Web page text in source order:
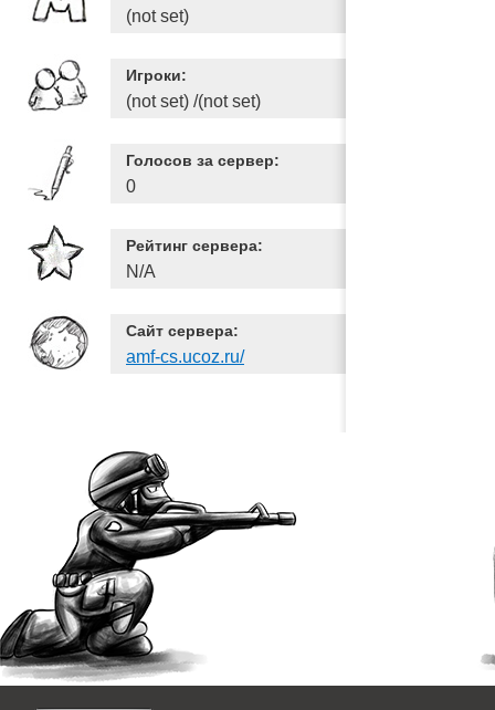
(not set)
Игроки:
(not set) /(not set)
Голосов за сервер:
0
Рейтинг сервера:
N/A
Сайт сервера:
amf-cs.ucoz.ru/